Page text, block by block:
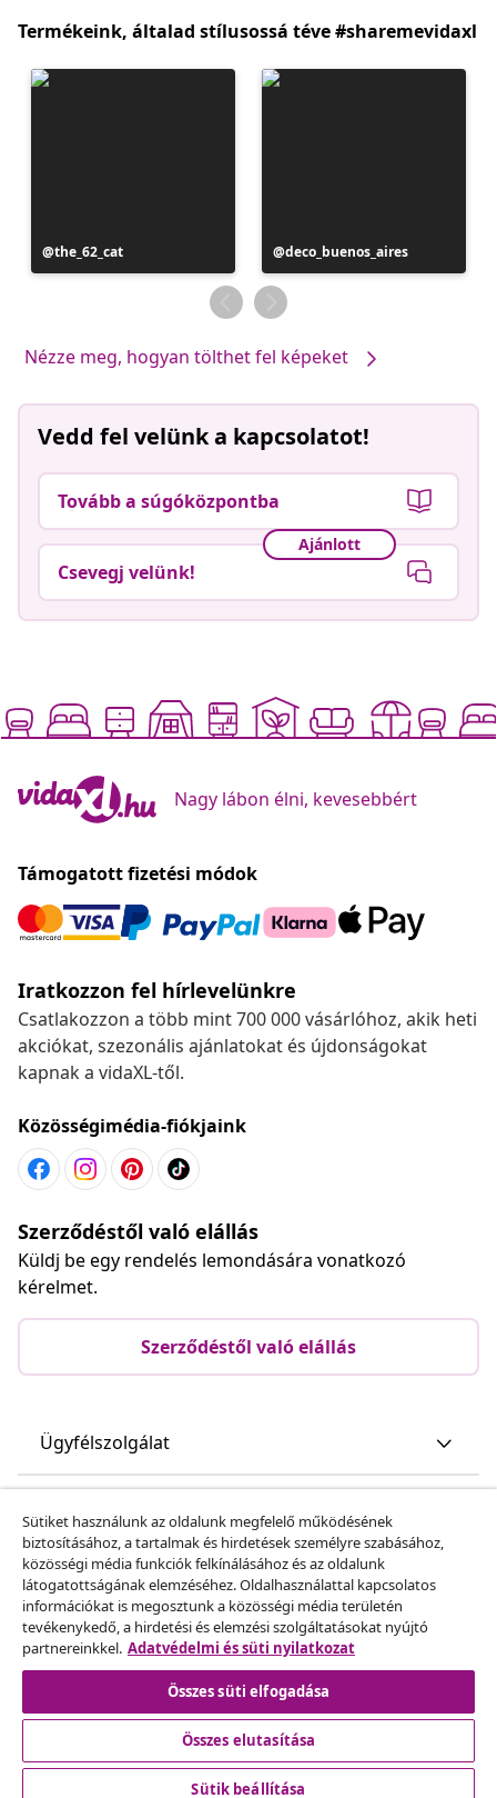
Termékeink, általad stílusossá téve #sharemevidaxl
Bejegyzés
közzétevője
the_62_cat
Bejegyzés
közzétevője
deco_buenos_aires
Nézze meg, hogyan tölthet fel képeket
Vedd fel velünk a kapcsolatot!
Tovább a súgóközpontba
Ajánlott
Csevegj velünk!
Nagy lábon élni, kevesebbért
Támogatott fizetési módok
Iratkozzon fel hírlevelünkre
Csatlakozzon a több mint 700 000 vásárlóhoz, akik heti
akciókat, szezonális ajánlatokat és újdonságokat
kapnak a vidaXL-től.
Közösségimédia-fiókjaink
Szerződéstől való elállás
Küldj be egy rendelés lemondására vonatkozó
kérelmet.
Szerződéstől való elállás
Ügyfélszolgálat
vidaXL
Fedezz fel többet
Sütiket használunk az oldalunk megfelelő működésének
biztosításához, a tartalmak és hirdetések személyre szabásához,
közösségi média funkciók felkínálásához és az oldalunk
látogatottságának elemzéséhez. Oldalhasználattal kapcsolatos
információkat is megosztunk a közösségi média területén
tevékenykedő, a hirdetési és elemzési szolgáltatásokat nyújtó
partnereinkkel. Adatvédelmi és süti nyilatkozat
Összes süti elfogadása
Összes elutasítása
Sütik beállítása